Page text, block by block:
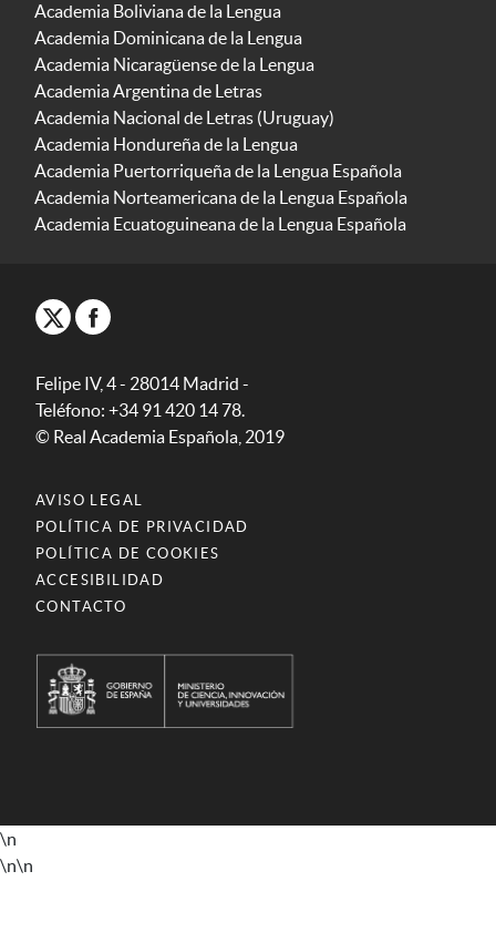
Academia Boliviana de la Lengua
Academia Dominicana de la Lengua
Academia Nicaragüense de la Lengua
Academia Argentina de Letras
Academia Nacional de Letras (Uruguay)
Academia Hondureña de la Lengua
Academia Puertorriqueña de la Lengua Española
Academia Norteamericana de la Lengua Española
Academia Ecuatoguineana de la Lengua Española
Felipe IV, 4 - 28014 Madrid -
Teléfono: +34 91 420 14 78.
© Real Academia Española, 2019
AVISO LEGAL
POLÍTICA DE PRIVACIDAD
POLÍTICA DE COOKIES
ACCESIBILIDAD
CONTACTO
\n
\n\n